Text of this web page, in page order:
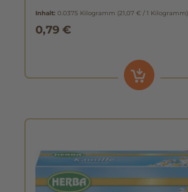
Inhalt: 0.0375 Kilogramm (21,07 € / 1 Kilogramm)
0,79 €